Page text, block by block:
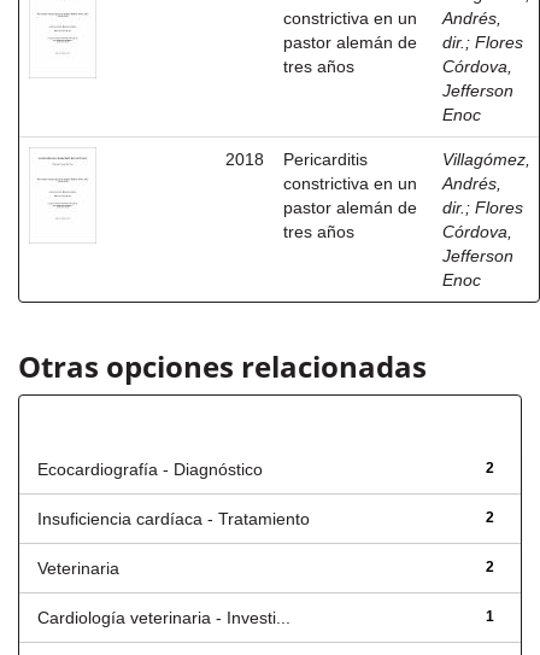
constrictiva en un
pastor alemán de
tres años
Andrés,
dir. ; Flores
Córdova,
Jefferson
Enoc
2018
Pericarditis
constrictiva en un
pastor alemán de
tres años
Villagómez,
Andrés,
dir. ; Flores
Córdova,
Jefferson
Enoc
Otras opciones relacionadas
2
Ecocardiografía - Diagnóstico
2
Insuficiencia cardíaca - Tratamiento
2
Veterinaria
1
Cardiología veterinaria - Investi...